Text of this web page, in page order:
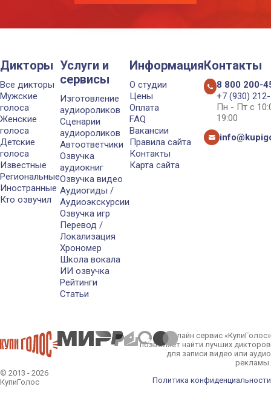
Дикторы
Все дикторы
Мужские
голоса
Женские
голоса
Детские
голоса
Известные
Региональные
Иностранные
Кто озвучил
Услуги и
сервисы
Изготовление
аудиороликов
Сценарии
аудиороликов
Автоответчики
Озвучка
аудиокниг
Озвучка видео
Аудиогиды /
Аудиоэкскурсии
Озвучка игр
Перевод /
Локализация
Хрономер
Школа вокала
ИИ озвучка
Рейтинги
Статьи
Информация
О студии
Цены
Оплата
FAQ
Вакансии
Правила сайта
Контакты
Карта сайта
Контакты
8 800 200-
+7 (930)
Пн - Пт с
19:00
© 2013 - 2026
КупиГолос
Онлайн сервис «КупиГолос»
позволяет найти лучших дикторов
для записи видео или аудио
рекламы.
Политика конфиденциальности